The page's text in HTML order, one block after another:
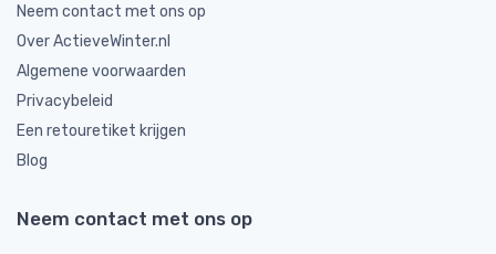
Neem contact met ons op
Over ActieveWinter.nl
Algemene voorwaarden
Privacybeleid
Een retouretiket krijgen
Blog
Neem contact met ons op